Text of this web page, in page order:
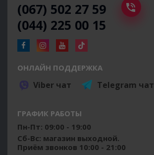
(067) 502 27 59
(044) 225 00 15
ОНЛАЙН ПОДДЕРЖКА
Viber чат Telegram чат
ГРАФИК РАБОТЫ
Пн-Пт: 09:00 - 19:00
Сб-Вс: магазин выходной.
Приём звонков 10:00 - 21:00